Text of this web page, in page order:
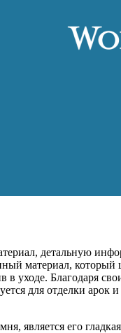
детальную
материал,
в уходе. Благодаря
для отделки
является его